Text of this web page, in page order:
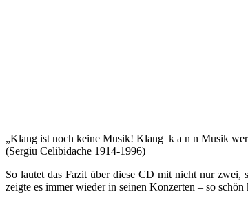
„Klang ist noch keine Musik! Klang k a n n Musik
(Sergiu Celibidache 1914-1996)
So lautet das Fazit über diese CD mit nicht nur zwei,
zeigte es immer wieder in seinen Konzerten – so